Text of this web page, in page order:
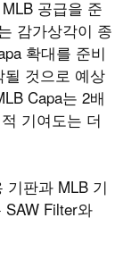
공급을 준
감가상각이 종
확대를 준비
것으로 예상
Capa는 2배
기여도는 더
기판과 MLB 기
Filter와